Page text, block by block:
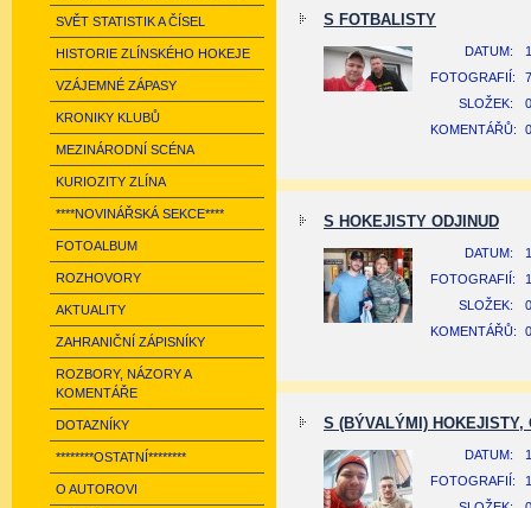
SVĚT STATISTIK A ČÍSEL
HISTORIE ZLÍNSKÉHO HOKEJE
VZÁJEMNÉ ZÁPASY
KRONIKY KLUBŮ
MEZINÁRODNÍ SCÉNA
KURIOZITY ZLÍNA
****NOVINÁŘSKÁ SEKCE****
FOTOALBUM
ROZHOVORY
AKTUALITY
ZAHRANIČNÍ ZÁPISNÍKY
ROZBORY, NÁZORY A
KOMENTÁŘE
DOTAZNÍKY
********OSTATNÍ********
O AUTOROVI
S FOTBALISTY
DATUM:
FOTOGRAFIÍ:
SLOŽEK:
0
KOMENTÁŘŮ:
0
S HOKEJISTY ODJINUD
DATUM:
FOTOGRAFIÍ:
SLOŽEK:
0
KOMENTÁŘŮ:
0
S (BÝVALÝMI) HOKEJISTY,
DATUM:
FOTOGRAFIÍ: